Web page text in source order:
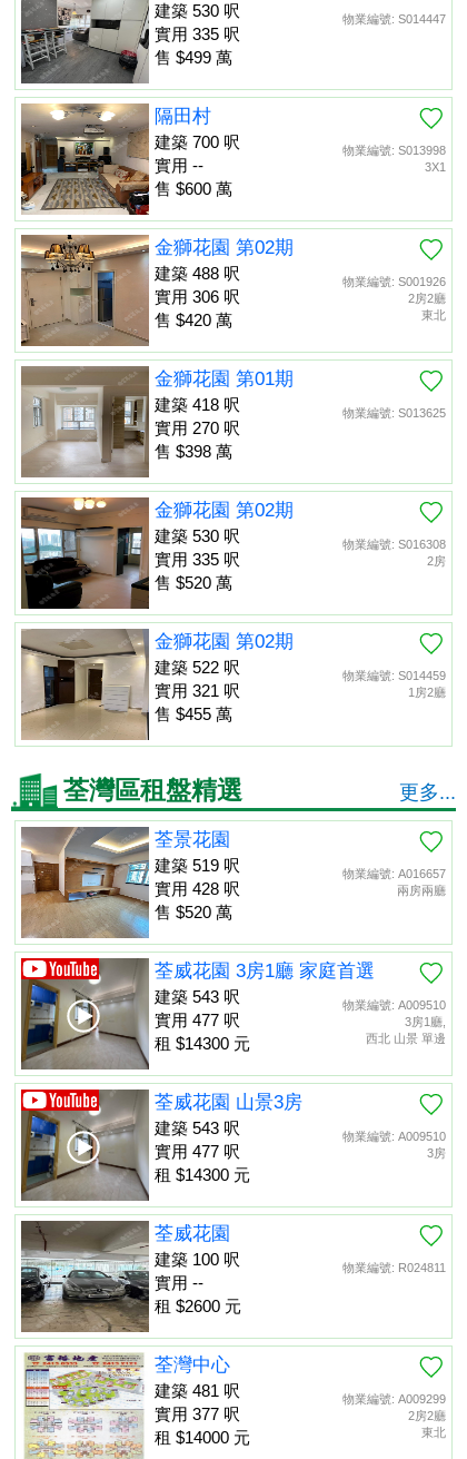
物業編號: S014447
建築 530 呎
實用 335 呎
售 $499 萬
物業編號: S013998
3X1
隔田村
建築 700 呎
實用 --
售 $600 萬
物業編號: S001926
2房2廳
東北
金獅花園 第02期
建築 488 呎
實用 306 呎
售 $420 萬
物業編號: S013625
金獅花園 第01期
建築 418 呎
實用 270 呎
售 $398 萬
物業編號: S016308
2房
金獅花園 第02期
建築 530 呎
實用 335 呎
售 $520 萬
物業編號: S014459
1房2廳
金獅花園 第02期
建築 522 呎
實用 321 呎
售 $455 萬
荃灣區租盤精選 更多...
物業編號: A016657
兩房兩廳
荃景花園
建築 519 呎
實用 428 呎
售 $520 萬
物業編號: A009510
3房1廳,
西北 山景 單邊
荃威花園 3房1廳 家庭首選
建築 543 呎
實用 477 呎
租 $14300 元
物業編號: A009510
3房
荃威花園 山景3房
建築 543 呎
實用 477 呎
租 $14300 元
物業編號: R024811
荃威花園
建築 100 呎
實用 --
租 $2600 元
物業編號: A009299
2房2廳
東北
荃灣中心
建築 481 呎
實用 377 呎
租 $14000 元